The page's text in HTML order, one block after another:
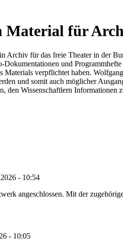
Material für
Archiv für das freie Theater in der
und
Materials verpflichtet haben.
und somit auch möglicher
den Wissenschaftlern Informationen
- 10:54
angeschlossen. Mit der
- 10:05